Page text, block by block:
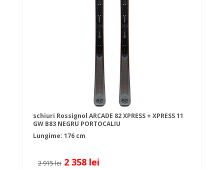
schiuri Rossignol ARCADE 82 XPRESS + XPRESS 11
GW B83 NEGRU PORTOCALIU
Lungime: 176 cm
2 915 lei 2 358 lei